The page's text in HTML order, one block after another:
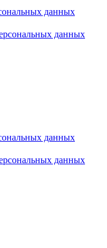
данных
данных
данных
данных